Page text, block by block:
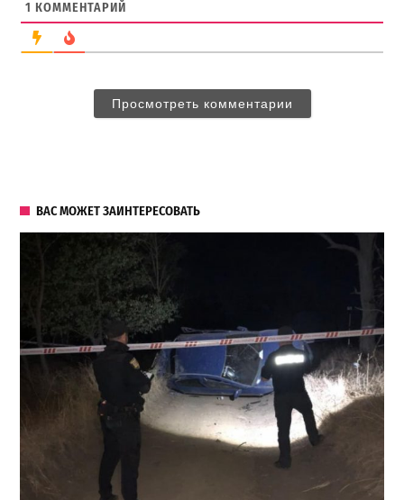
1 КОММЕНТАРИЙ
Просмотреть комментарии
ВАС МОЖЕТ ЗАИНТЕРЕСОВАТЬ